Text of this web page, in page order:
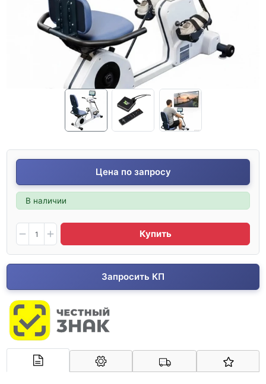
Цена по запросу
В наличии
Купить
Запросить КП
Арконт-Мед